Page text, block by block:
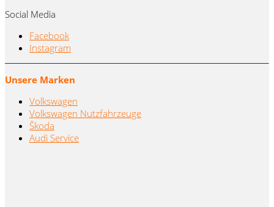
Social Media
Facebook
Instagram
Unsere Marken
Volkswagen
Volkswagen Nutzfahrzeuge
Škoda
Audi Service